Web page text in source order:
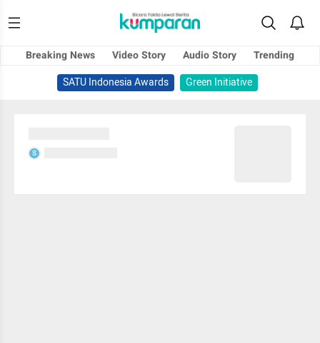
Breaking News Video Story Audio Story
Trending
SATU Indonesia Awards
Green Initiative
S